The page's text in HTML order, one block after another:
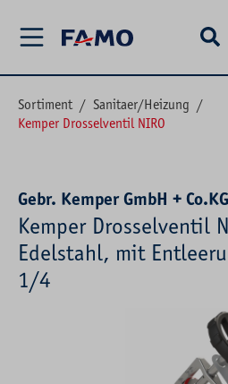
Sortiment / Sanitaer/Heizung /
Kemper Drosselventil NIRO
Gebr. Kemper GmbH +
Kemper Drosselventil
Edelstahl, mit
1/4